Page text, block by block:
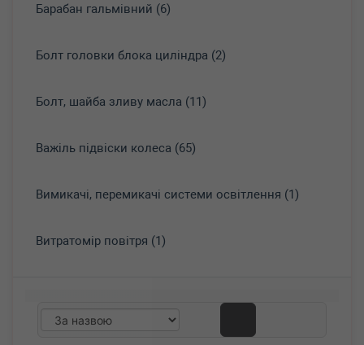
Барабан гальмівний (6)
Болт головки блока циліндра (2)
Болт, шайба зливу масла (11)
Важіль підвіски колеса (65)
Вимикачі, перемикачі системи освітлення (1)
Витратомір повітря (1)